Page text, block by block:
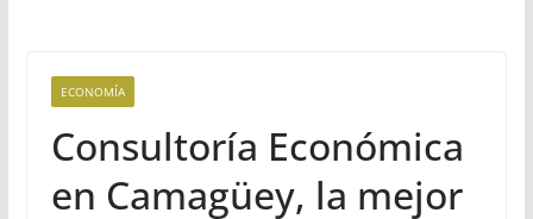
ECONOMÍA
Consultoría Económica
en Camagüey, la mejor